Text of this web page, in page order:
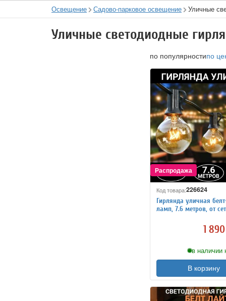
Освещение Садово-парковое освещение Уличные
Уличные светодиодные
по популярностипо
Код товара:226624
Гирлянда уличная
ламп, 7.6 метров, от
1
в наличии
В корзину